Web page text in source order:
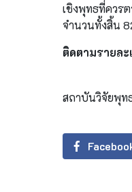
เชิงพุทธที่ควร
จำนวนทั้งสิ้น
ติดตามรายละ
สถาบันวิจัยพุท